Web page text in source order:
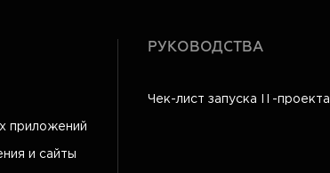
приложений
и сайты
РУКОВОДСТВА
Чек-лист запуска IT-проекта